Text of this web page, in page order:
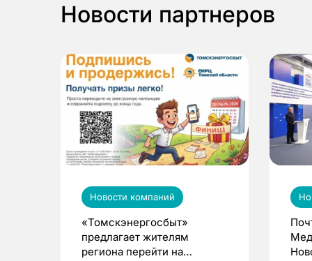
Новости партнеров
Новости компаний
«Томскэнергосбыт»
предлагает жителям
региона перейти на